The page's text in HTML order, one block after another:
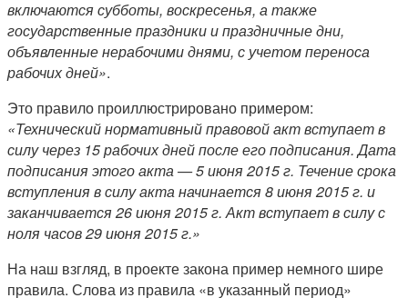
включаются субботы, воскресенья, а также
государственные праздники и праздничные дни,
объявленные нерабочими днями, с учетом переноса
рабочих дней».
Это правило проиллюстрировано примером:
«Технический нормативный правовой акт вступает в
силу через 15 рабочих дней после его подписания. Дата
подписания этого акта — 5 июня 2015 г. Течение срока
вступления в силу акта начинается 8 июня 2015 г. и
заканчивается 26 июня 2015 г. Акт вступает в силу с
ноля часов 29 июня 2015 г.»
На наш взгляд, в проекте закона пример немного шире
правила. Слова из правила «в указанный период»